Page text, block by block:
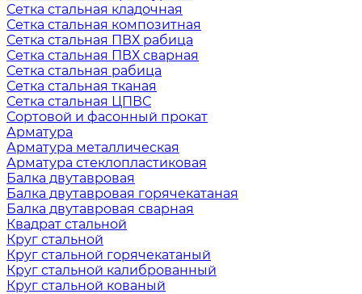
Сетка стальная кладочная
Сетка стальная композитная
Сетка стальная ПВХ рабица
Сетка стальная ПВХ сварная
Сетка стальная рабица
Сетка стальная тканая
Сетка стальная ЦПВС
Сортовой и фасонный прокат
Арматура
Арматура металлическая
Арматура стеклопластиковая
Балка двутавровая
Балка двутавровая горячекатаная
Балка двутавровая сварная
Квадрат стальной
Круг стальной
Круг стальной горячекатаный
Круг стальной калиброванный
Круг стальной кованый